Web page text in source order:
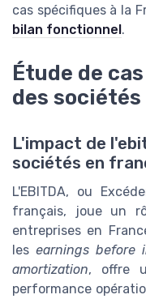
cas spécifiques à la
bilan fonctionnel .
Étude de
des sociétés
L'impact de
sociétés en
L'EBITDA, ou
français, joue un
entreprises en
les earnings before
amortization, offre
performance